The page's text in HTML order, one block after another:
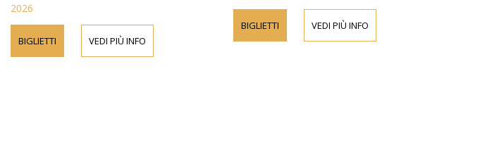
2026
BIGLIETTI VEDI PIÙ INFO
BIGLIETTI VEDI PIÙ INFO